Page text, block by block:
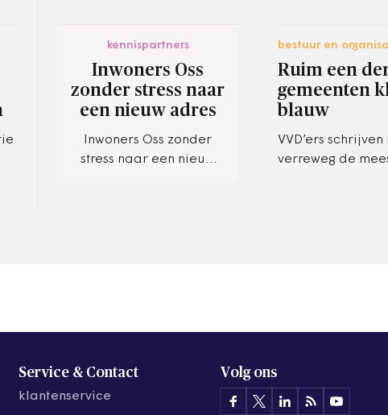
kennispartners
Inwoners Oss
zonder stress naar
een nieuw adres
Inwoners Oss zonder
stress naar een nieuw
bestuur en
Ruim een
gemeenten
blauw
VVD’ers
verreweg de
Service & Contact
klantenservice
Volg ons